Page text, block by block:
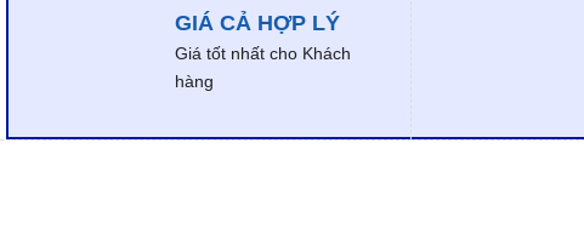
GIÁ CẢ HỢP LÝ
Giá tốt nhất cho Khách
hàng